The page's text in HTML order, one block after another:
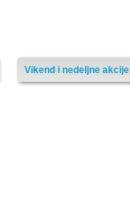
Vikend i nedeljne akcije